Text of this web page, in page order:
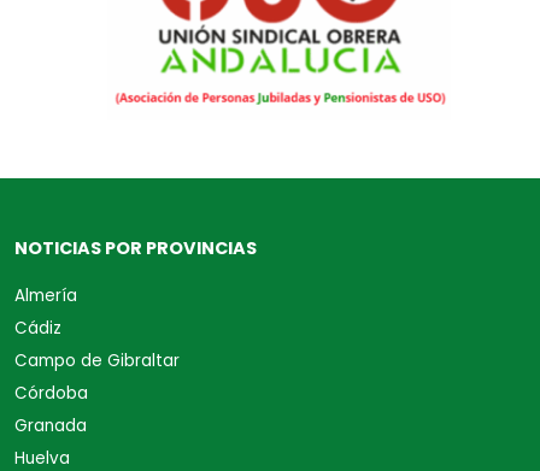
NOTICIAS POR PROVINCIAS
Almería
Cádiz
Campo de Gibraltar
Córdoba
Granada
Huelva